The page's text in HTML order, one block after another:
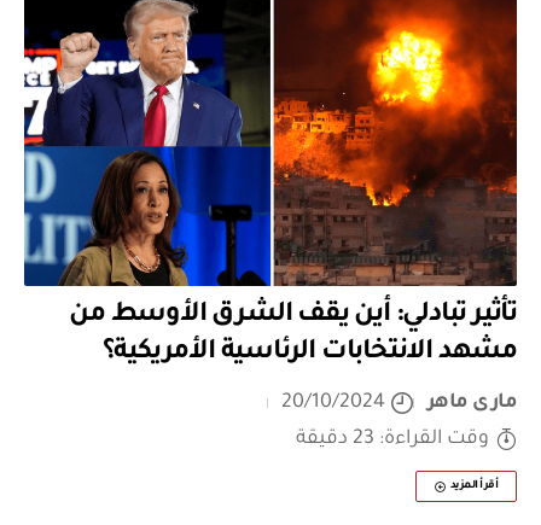
تأثير تبادلي: أين يقف الشرق الأوسط من
مشهد الانتخابات الرئاسية الأمريكية؟
مارى ماهر
20/10/2024
وقت القراءة: 23 دقيقة
أقرأ المزيد